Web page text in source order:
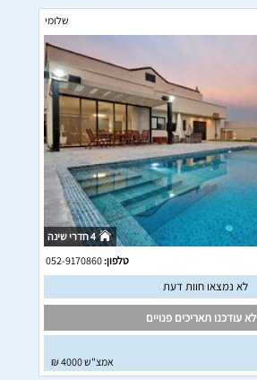
שלומי
4 חדרי שינה
טלפון:052-9170860
לא נמצאו חוות דעת
לא עודכנו תאריכים פנויים
אמצ"ש 4000 ₪